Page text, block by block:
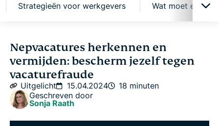
Strategieën voor werkgevers Wat moet er nog
Wat zijn spookvacatures?
De rol van LinkedIn en andere platforms
Tips voor het vinden van echte vacatures
Nepvacatures herkennen en
vermijden: bescherm jezelf tegen
vacaturefraude
Uitgelicht 15.04.2024
18 minuten
Geschreven door
Sonja Raath